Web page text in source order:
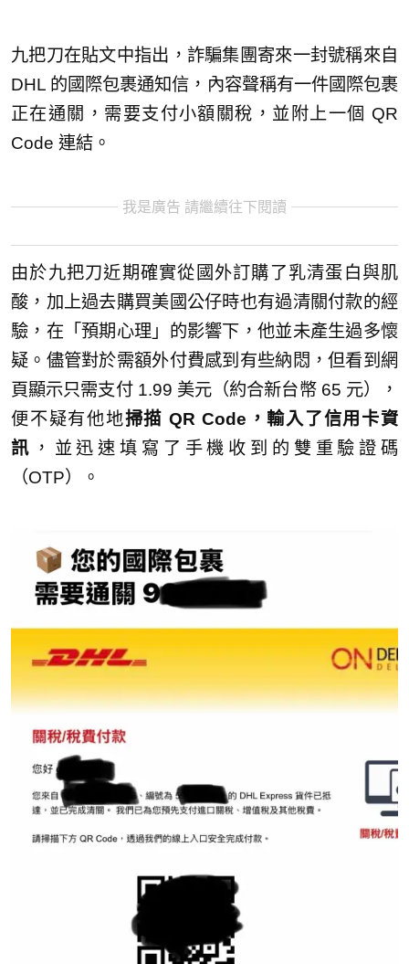
九把刀在貼文中指出，詐騙集團寄來一封號稱來自
DHL 的國際包裹通知信，內容聲稱有一件國際包裹
正在通關，需要支付小額關稅，並附上一個 QR
Code 連結。
我是廣告 請繼續往下閱讀
由於九把刀近期確實從國外訂購了乳清蛋白與肌
酸，加上過去購買美國公仔時也有過清關付款的經
驗，在「預期心理」的影響下，他並未產生過多懷
疑。儘管對於需額外付費感到有些納悶，但看到網
頁顯示只需支付 1.99 美元（約合新台幣 65 元），
便不疑有他地掃描 QR Code，輸入了信用卡資
訊 ，並迅速填寫了手機收到的雙重驗證碼
（OTP）。